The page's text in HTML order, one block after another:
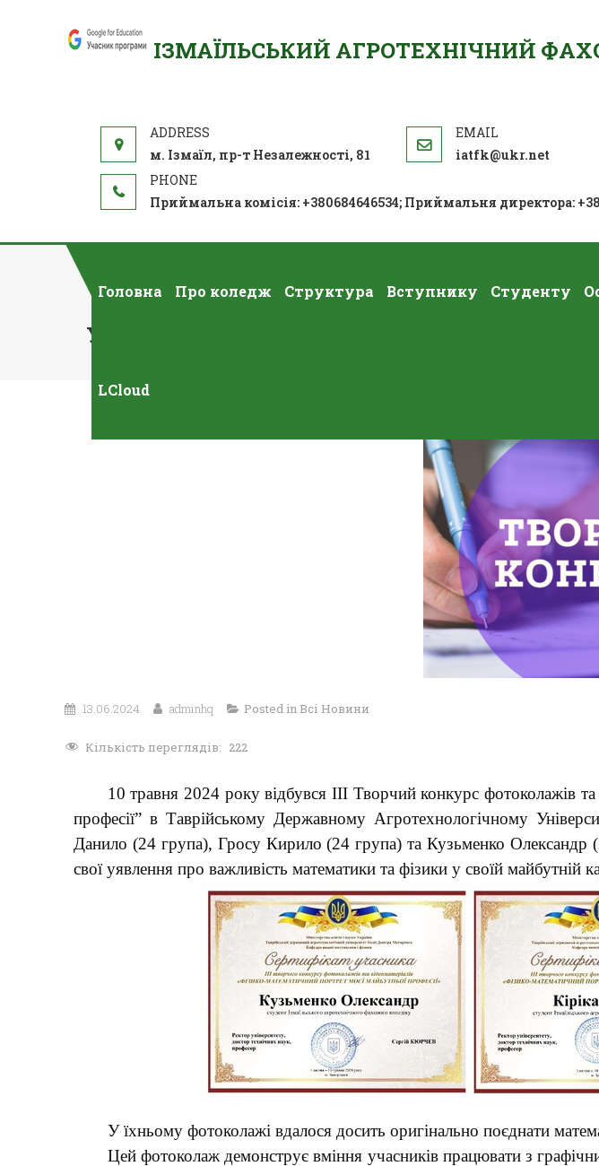
ІЗМАЇЛЬСЬКИЙ АГРОТЕХНІЧНИЙ
м. Ізмаїл, пр-т Незалежності, 81 iatfk@ukr.net
Приймальна комісія: +380684646534; Приймальня директора:
Головна Про коледж Структура Вступнику Студенту
LCloud
Участь У Творчому Конкурсі “Фізико-
13.06.2024 adminhq Posted in Всі Новини
Кількість переглядів: 222
10 травня 2024 року відбувся ІІІ Творчий конкурс фотоколажів
професії” в Таврійському Державному Агротехнологічному
Данило (24 група), Гросу Кирило (24 група) та Кузьменко Олександр
свої уявлення про важливість математики та фізики у своїй майбутній
У їхньому фотоколажі вдалося досить оригінально поєднати
Цей фотоколаж демонструє вміння учасників працювати з